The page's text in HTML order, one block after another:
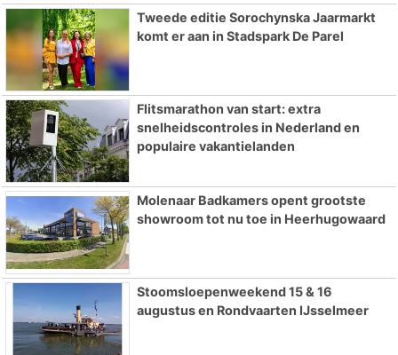
Tweede editie Sorochynska Jaarmarkt
komt er aan in Stadspark De Parel
Flitsmarathon van start: extra
snelheidscontroles in Nederland en
populaire vakantielanden
Molenaar Badkamers opent grootste
showroom tot nu toe in Heerhugowaard
Stoomsloepenweekend 15 & 16
augustus en Rondvaarten IJsselmeer